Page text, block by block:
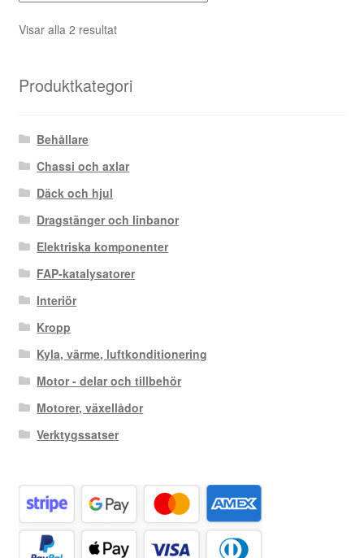
Visar alla 2 resultatSortera
Produktkategori
Behållare
Chassi och axlar
Däck och hjul
Dragstänger och linbanor
Elektriska komponenter
FAP-katalysatorer
Interiör
Kropp
Kyla, värme, luftkonditionering
Motor - delar och tillbehör
Motorer, växellådor
Verktygssatser